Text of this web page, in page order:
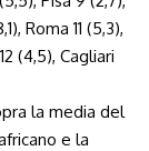
Roma 11 (5,3),
(4,5), Cagliari
la media del
e la